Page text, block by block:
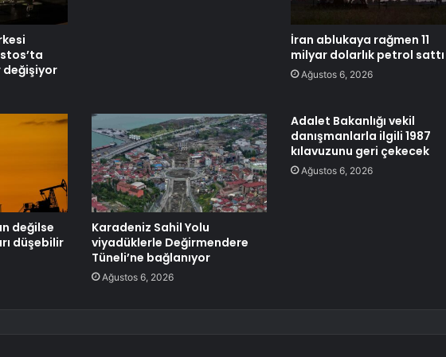
İran ablukaya rağmen 11
milyar dolarlık petrol sattı
Ağustos 6, 2026
değilse
düşebilir
Karadeniz Sahil Yolu
viyadüklerle Değirmendere
Tüneli’ne bağlanıyor
Ağustos 6, 2026
Adalet Bakanlığı vekil
danışmanlarla ilgili 1987
kılavuzunu geri çekecek
Ağustos 6, 2026